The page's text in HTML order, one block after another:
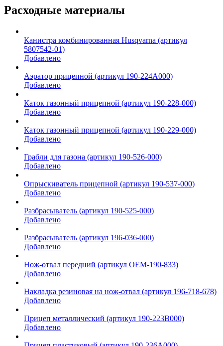
Расходные материалы
Канистра комбинированная Husqvarna (артикул
5807542-01)
Добавлено
Аэратор прицепной (артикул 190-224A000)
Добавлено
Каток газонный прицепной (артикул 190-228-000)
Добавлено
Каток газонный прицепной (артикул 190-229-000)
Добавлено
Грабли для газона (артикул 190-526-000)
Добавлено
Опрыскиватель прицепной (артикул 190-537-000)
Добавлено
Разбрасыватель (артикул 190-525-000)
Добавлено
Разбрасыватель (артикул 196-036-000)
Добавлено
Нож-отвал передний (артикул OEM-190-833)
Добавлено
Накладка резиновая на нож-отвал (артикул 196-718-678)
Добавлено
Прицеп металлический (артикул 190-223B000)
Добавлено